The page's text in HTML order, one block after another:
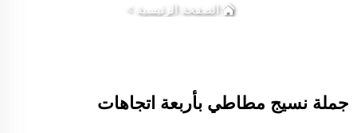
الصفحة الرئيسية >
جملة نسيج مطاطي بأربعة اتجاهات